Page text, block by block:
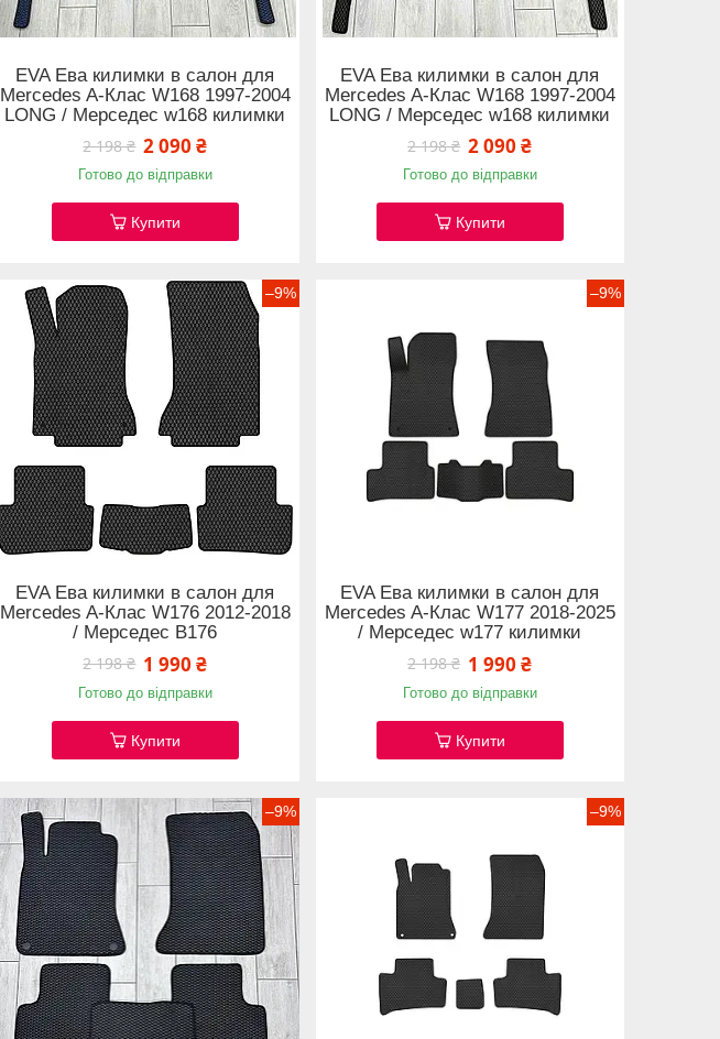
EVA Ева килимки в салон для
Mercedes A-Клас W168 1997-2004
LONG / Мерседес w168 килимки
2 198 ₴ 2 090 ₴
Готово до відправки
Купити
EVA Ева килимки в салон для
Mercedes A-Клас W168 1997-2004
LONG / Мерседес w168 килимки
2 198 ₴ 2 090 ₴
Готово до відправки
Купити
–9%
EVA Ева килимки в салон для
Mercedes A-Клас W176 2012-2018
/ Мерседес В176
2 198 ₴ 1 990 ₴
Готово до відправки
Купити
–9%
EVA Ева килимки в салон для
Mercedes A-Клас W177 2018-2025
/ Мерседес w177 килимки
2 198 ₴ 1 990 ₴
Готово до відправки
Купити
–9% –9%